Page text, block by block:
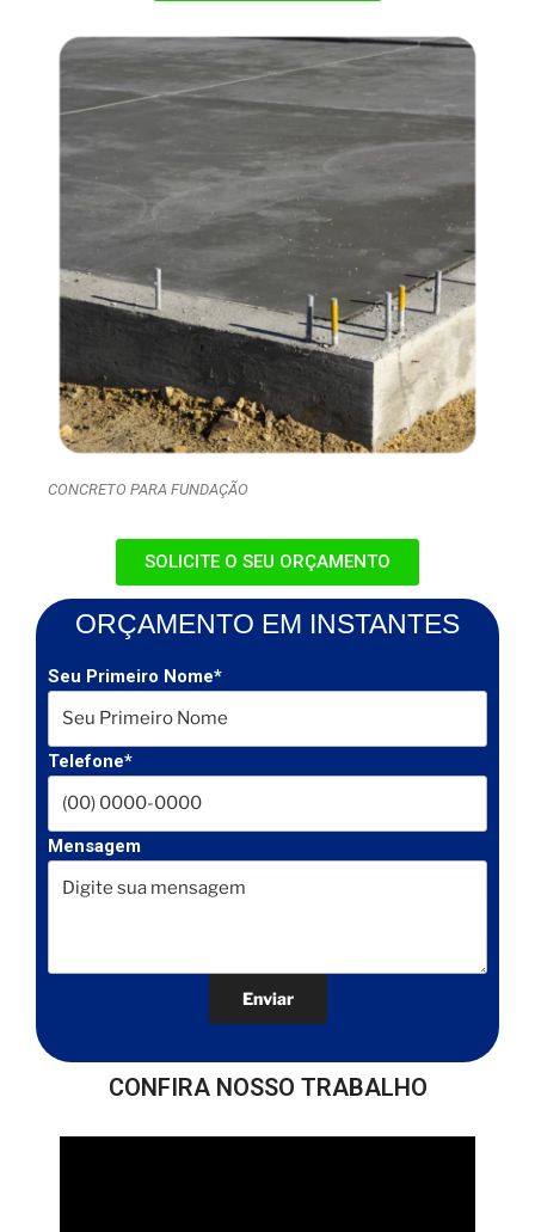
CONCRETO PARA FUNDAÇÃO
SOLICITE O SEU ORÇAMENTO
ORÇAMENTO EM INSTANTES
Seu Primeiro Nome*
Telefone*
Mensagem
CONFIRA NOSSO TRABALHO